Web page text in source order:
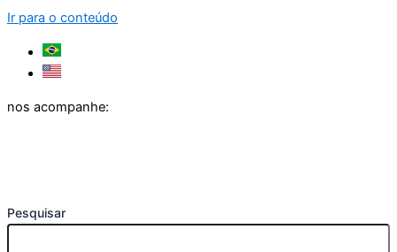
Ir para o conteúdo
nos acompanhe:
Pesquisar